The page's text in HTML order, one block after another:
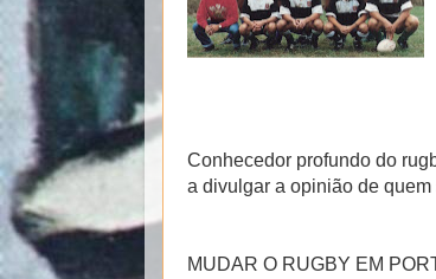
Conhecedor profundo do
a divulgar a opinião de quem
MUDAR O RUGBY EM